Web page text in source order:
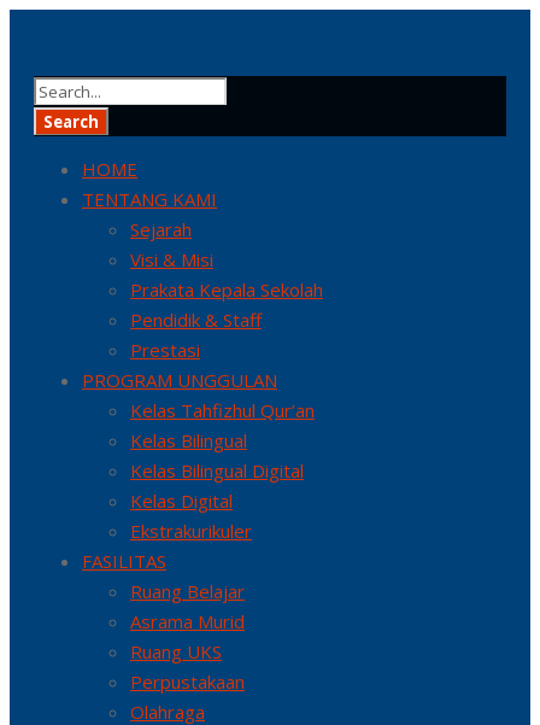
HOME
TENTANG KAMI
Sejarah
Visi & Misi
Prakata Kepala Sekolah
Pendidik & Staff
Prestasi
PROGRAM UNGGULAN
Kelas Tahfizhul Qur’an
Kelas Bilingual
Kelas Bilingual Digital
Kelas Digital
Ekstrakurikuler
FASILITAS
Ruang Belajar
Asrama Murid
Ruang UKS
Perpustakaan
Olahraga